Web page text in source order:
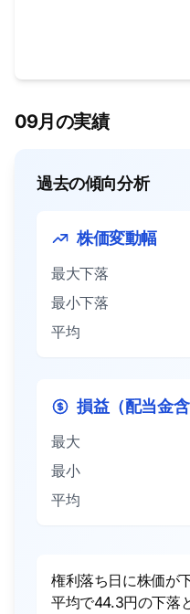
09月の実績
過去の傾向分析
株価変動幅
最大下落
最小下落
平均
損益（配当金含
最大
最小
平均
権利落ち日に株価が
平均で44.3円の下落